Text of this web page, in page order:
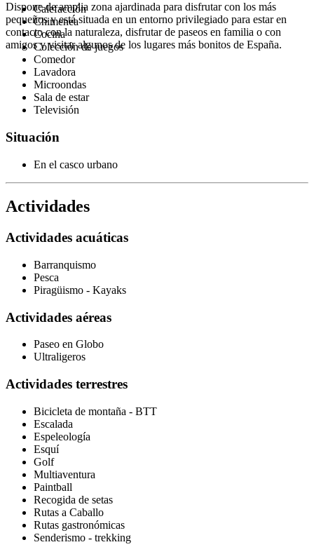
Dispone de amplia zona ajardinada para disfrutar con los más
pequeños y está situada en un entorno privilegiado para estar en
contacto con la naturaleza, disfrutar de paseos en familia o con
amigos y visitar algunos de los lugares más bonitos de España.
Calefacción
Chimenea
Cocina
Colección de juegos
Comedor
Lavadora
Microondas
Sala de estar
Televisión
Situación
En el casco urbano
Actividades
Actividades acuáticas
Barranquismo
Pesca
Piragüismo - Kayaks
Actividades aéreas
Paseo en Globo
Ultraligeros
Actividades terrestres
Bicicleta de montaña - BTT
Escalada
Espeleología
Esquí
Golf
Multiaventura
Paintball
Recogida de setas
Rutas a Caballo
Rutas gastronómicas
Senderismo - trekking